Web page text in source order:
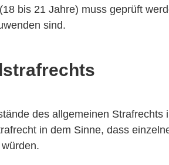
bis 21 Jahre) muss geprüft
sind.
des allgemeinen Strafrechts
in dem Sinne, dass